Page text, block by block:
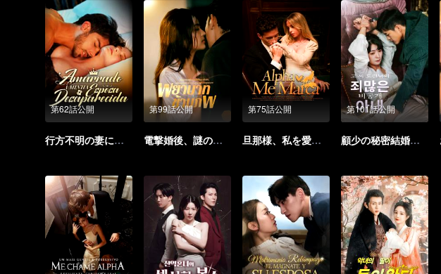
第62話公開
行方不明の妻に縛られて
第99話公開
電撃婚後、謎の夫は実は上司だった（タイ語版）
第75話公開
旦那様、私を愛してください
第101話公開
顧少の秘密結婚の罪深い妻（韓国語版）